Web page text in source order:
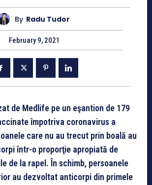
By Radu Tudor
February 9, 2021
de Medlife pe un eşantion de 179
împotriva coronavirus a
care nu au trecut prin boală au
într-o proporţie apropiată de
de la rapel. În schimb, persoanele
au dezvoltat anticorpi din primele